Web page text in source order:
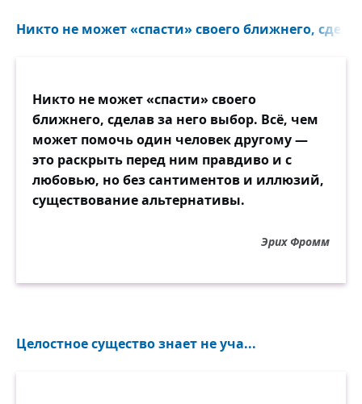
Там невестка над свекором-стариком,
— Вот вам грелочка, папа! — А про себя;
"Хоть бы шёл поскорее ты к праотцам!" —
Может, плохо вам, папа? — А про себя;
"Вся квартира тогда бы досталась нам".
Парень грустно вздохнул. Посмотрел на
Вон влюблённые скрылись под сень
Он сказал: — Океан, как планета, стар,
Никто не может «спасти» своего ближнего,
Никто не может «спасти» своего
ближнего, сделав за него выбор. Всё, чем
может помочь один человек другому —
это раскрыть перед ним правдиво и с
любовью, но без сантиментов и иллюзий,
существование альтернативы.
Эрих Фромм
Целостное существо знает не уча...